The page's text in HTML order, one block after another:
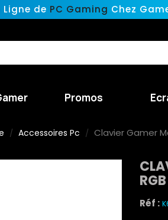
Ligne de PC Gaming Chez
Promos
Accessoires Pc Clavier Gamer
Réf :